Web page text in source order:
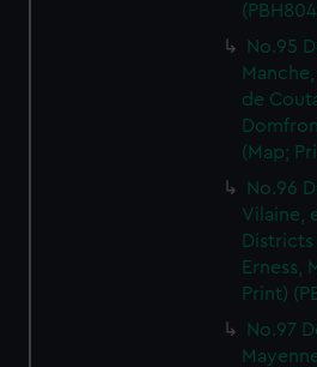
No.95
de
(Map;
No.96
Vilaine,
Districts
Erness,
Print)
No.97